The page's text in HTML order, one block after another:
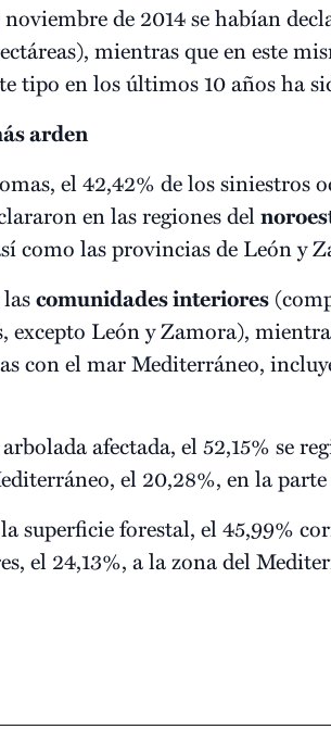
de 2014 se habían
mientras que en este
tipo en los últimos 10 años ha
arden
el 42,42% de los siniestros
en las regiones del
como las provincias de León y
comunidades interiores
excepto León y Zamora),
con el mar Mediterráneo,
afectada, el 52,15% se
el 20,28%, en la
superficie forestal, el 45,99%
el 24,13%, a la zona del